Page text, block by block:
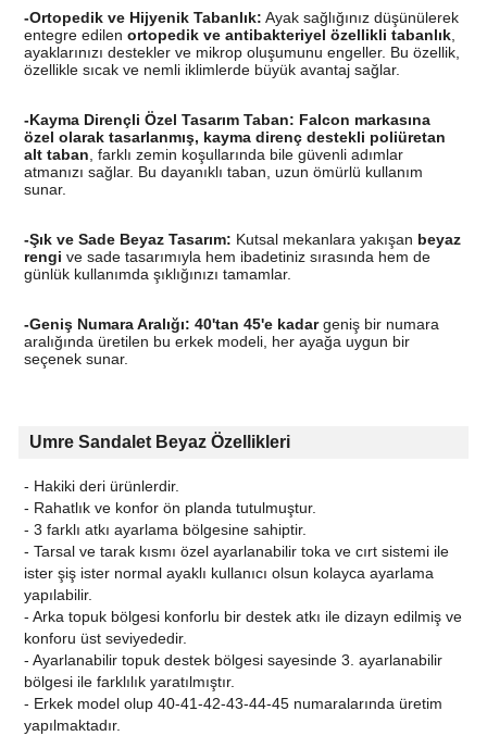
-Ortopedik ve Hijyenik Tabanlık: Ayak sağlığınız düşünülerek
entegre edilen ortopedik ve antibakteriyel özellikli tabanlık,
ayaklarınızı destekler ve mikrop oluşumunu engeller. Bu özellik,
özellikle sıcak ve nemli iklimlerde büyük avantaj sağlar.
-Kayma Dirençli Özel Tasarım Taban: Falcon markasına
özel olarak tasarlanmış, kayma direnç destekli poliüretan
alt taban , farklı zemin koşullarında bile güvenli adımlar
atmanızı sağlar. Bu dayanıklı taban, uzun ömürlü kullanım
sunar.
-Şık ve Sade Beyaz Tasarım: Kutsal mekanlara yakışan beyaz
rengi ve sade tasarımıyla hem ibadetiniz sırasında hem de
günlük kullanımda şıklığınızı tamamlar.
-Geniş Numara Aralığı: 40'tan 45'e kadargeniş bir numara
aralığında üretilen bu erkek modeli, her ayağa uygun bir
seçenek sunar.
Umre Sandalet Beyaz Özellikleri
- Hakiki deri ürünlerdir.
- Rahatlık ve konfor ön planda tutulmuştur.
- 3 farklı atkı ayarlama bölgesine sahiptir.
- Tarsal ve tarak kısmı özel ayarlanabilir toka ve cırt sistemi ile
ister şiş ister normal ayaklı kullanıcı olsun kolayca ayarlama
yapılabilir.
- Arka topuk bölgesi konforlu bir destek atkı ile dizayn edilmiş ve
konforu üst seviyededir.
- Ayarlanabilir topuk destek bölgesi sayesinde 3. ayarlanabilir
bölgesi ile farklılık yaratılmıştır.
- Erkek model olup 40-41-42-43-44-45 numaralarında üretim
yapılmaktadır.